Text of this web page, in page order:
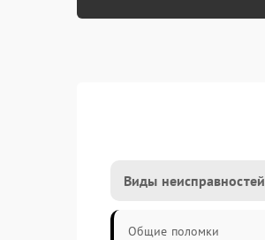
Виды неисправностей
Общие поломки